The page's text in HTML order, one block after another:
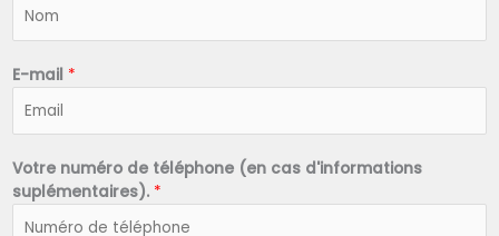
*
E-mail *
Votre numéro de téléphone (en cas d'informations
suplémentaires). *